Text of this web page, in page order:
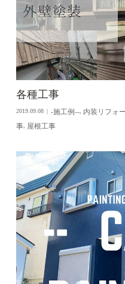
各種工事
2019.09.08 -施工例--, 内装リフォ
事, 屋根工事